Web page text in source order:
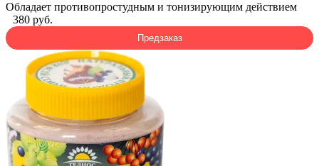
Обладает противопростудным и тонизирующим действием
380 руб.
Предзаказ